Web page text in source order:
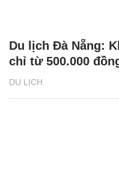
DU LỊCH
Du lịch Đà Nẵng:
chỉ từ 500.000